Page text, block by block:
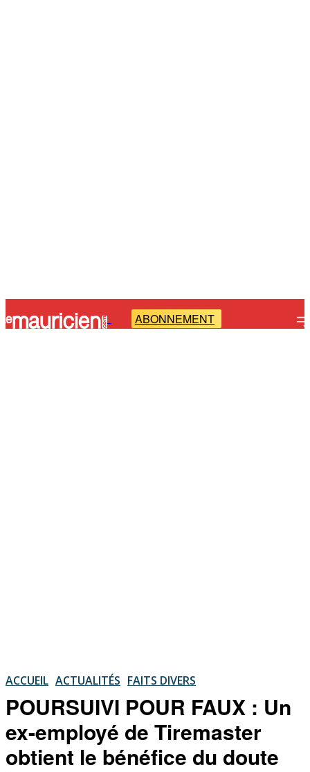
- ABONNEMENT
ACCUEIL ACTUALITÉS FAITS DIVERS
POURSUIVI POUR FAUX : Un
ex-employé de Tiremaster
obtient le bénéfice du doute